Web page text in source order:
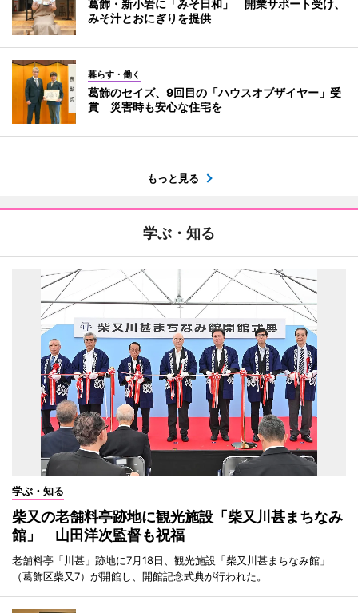
葛飾・新小岩に「みそ日和」 開業サポート受け、
みそ汁とおにぎりを提供
暮らす・働く
葛飾のセイズ、9回目の「ハウスオブザイヤー」受
賞 災害時も安心な住宅を
もっと見る
学ぶ・知る
学ぶ・知る
柴又の老舗料亭跡地に観光施設「柴又川甚まちなみ
館」 山田洋次監督も祝福
老舗料亭「川甚」跡地に7月18日、観光施設「柴又川甚まちなみ館」
（葛飾区柴又7）が開館し、開館記念式典が行われた。